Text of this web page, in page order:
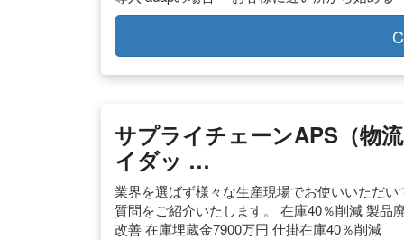
サプライチェーンAPS（物
イダッ …
業界を選ばず様々な生産現場でお使いいただ
質問をご紹介いたします。 在庫40％削減 製品
改善 在庫埋蔵金7900万円 仕掛在庫40％削減